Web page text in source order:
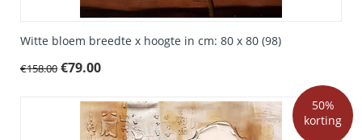
Witte bloem breedte x hoogte in cm: 80 x 80 (98)
€158.00 €79.00
50%
korting